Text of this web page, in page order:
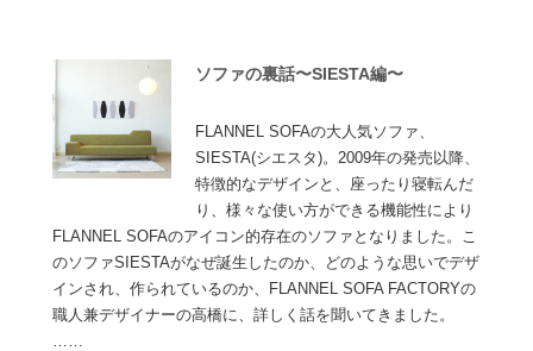
ソファの裏話〜SIESTA編〜
FLANNEL SOFAの大人気ソファ、
SIESTA(シエスタ)。2009年の発売以降、
特徴的なデザインと、座ったり寝転んだ
り、様々な使い方ができる機能性により
FLANNEL SOFAのアイコン的存在のソファとなりました。こ
のソファSIESTAがなぜ誕生したのか、どのような思いでデザ
インされ、作られているのか、FLANNEL SOFA FACTORYの
職人兼デザイナーの高橋に、詳しく話を聞いてきました。
……